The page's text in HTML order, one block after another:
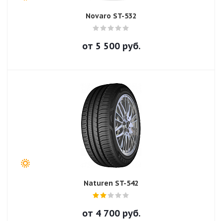
Novaro ST-532
от 5 500руб.
Naturen ST-542
от 4 700руб.